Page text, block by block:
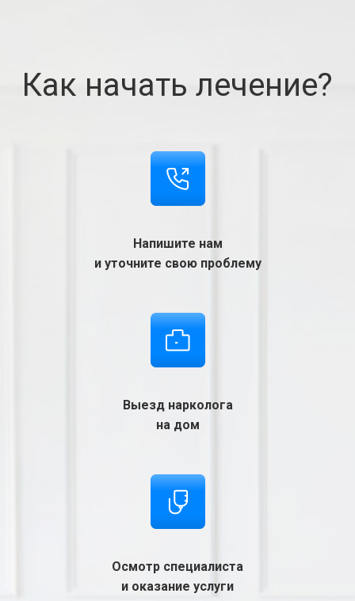
Как начать лечение?
Напишите нам
и уточните свою проблему
Выезд нарколога
на дом
Осмотр специалиста
и оказание услуги